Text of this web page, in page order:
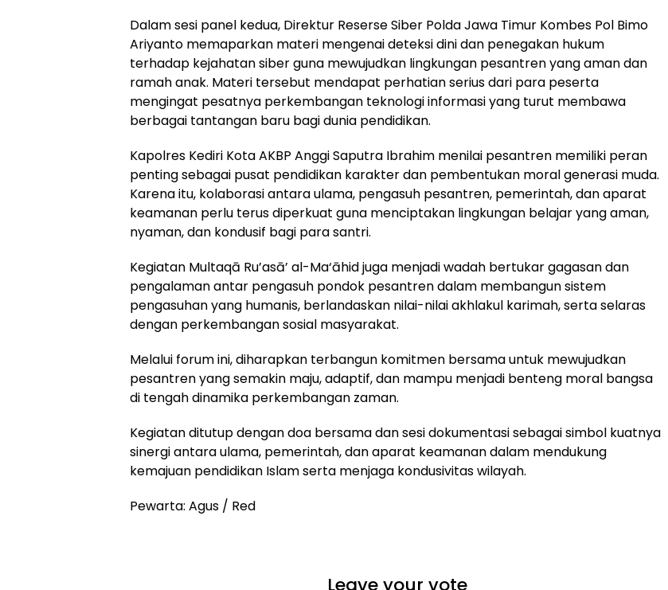
Dalam sesi panel kedua, Direktur Reserse Siber Polda Jawa Timur Kombes Pol Bimo
Ariyanto memaparkan materi mengenai deteksi dini dan penegakan hukum
terhadap kejahatan siber guna mewujudkan lingkungan pesantren yang aman dan
ramah anak. Materi tersebut mendapat perhatian serius dari para peserta
mengingat pesatnya perkembangan teknologi informasi yang turut membawa
berbagai tantangan baru bagi dunia pendidikan.
Kapolres Kediri Kota AKBP Anggi Saputra Ibrahim menilai pesantren memiliki peran
penting sebagai pusat pendidikan karakter dan pembentukan moral generasi muda.
Karena itu, kolaborasi antara ulama, pengasuh pesantren, pemerintah, dan aparat
keamanan perlu terus diperkuat guna menciptakan lingkungan belajar yang aman,
nyaman, dan kondusif bagi para santri.
Kegiatan Multaqā Ru’asā’ al-Ma‘āhid juga menjadi wadah bertukar gagasan dan
pengalaman antar pengasuh pondok pesantren dalam membangun sistem
pengasuhan yang humanis, berlandaskan nilai-nilai akhlakul karimah, serta selaras
dengan perkembangan sosial masyarakat.
Melalui forum ini, diharapkan terbangun komitmen bersama untuk mewujudkan
pesantren yang semakin maju, adaptif, dan mampu menjadi benteng moral bangsa
di tengah dinamika perkembangan zaman.
Kegiatan ditutup dengan doa bersama dan sesi dokumentasi sebagai simbol kuatnya
sinergi antara ulama, pemerintah, dan aparat keamanan dalam mendukung
kemajuan pendidikan Islam serta menjaga kondusivitas wilayah.
Pewarta: Agus / Red
Leave your vote